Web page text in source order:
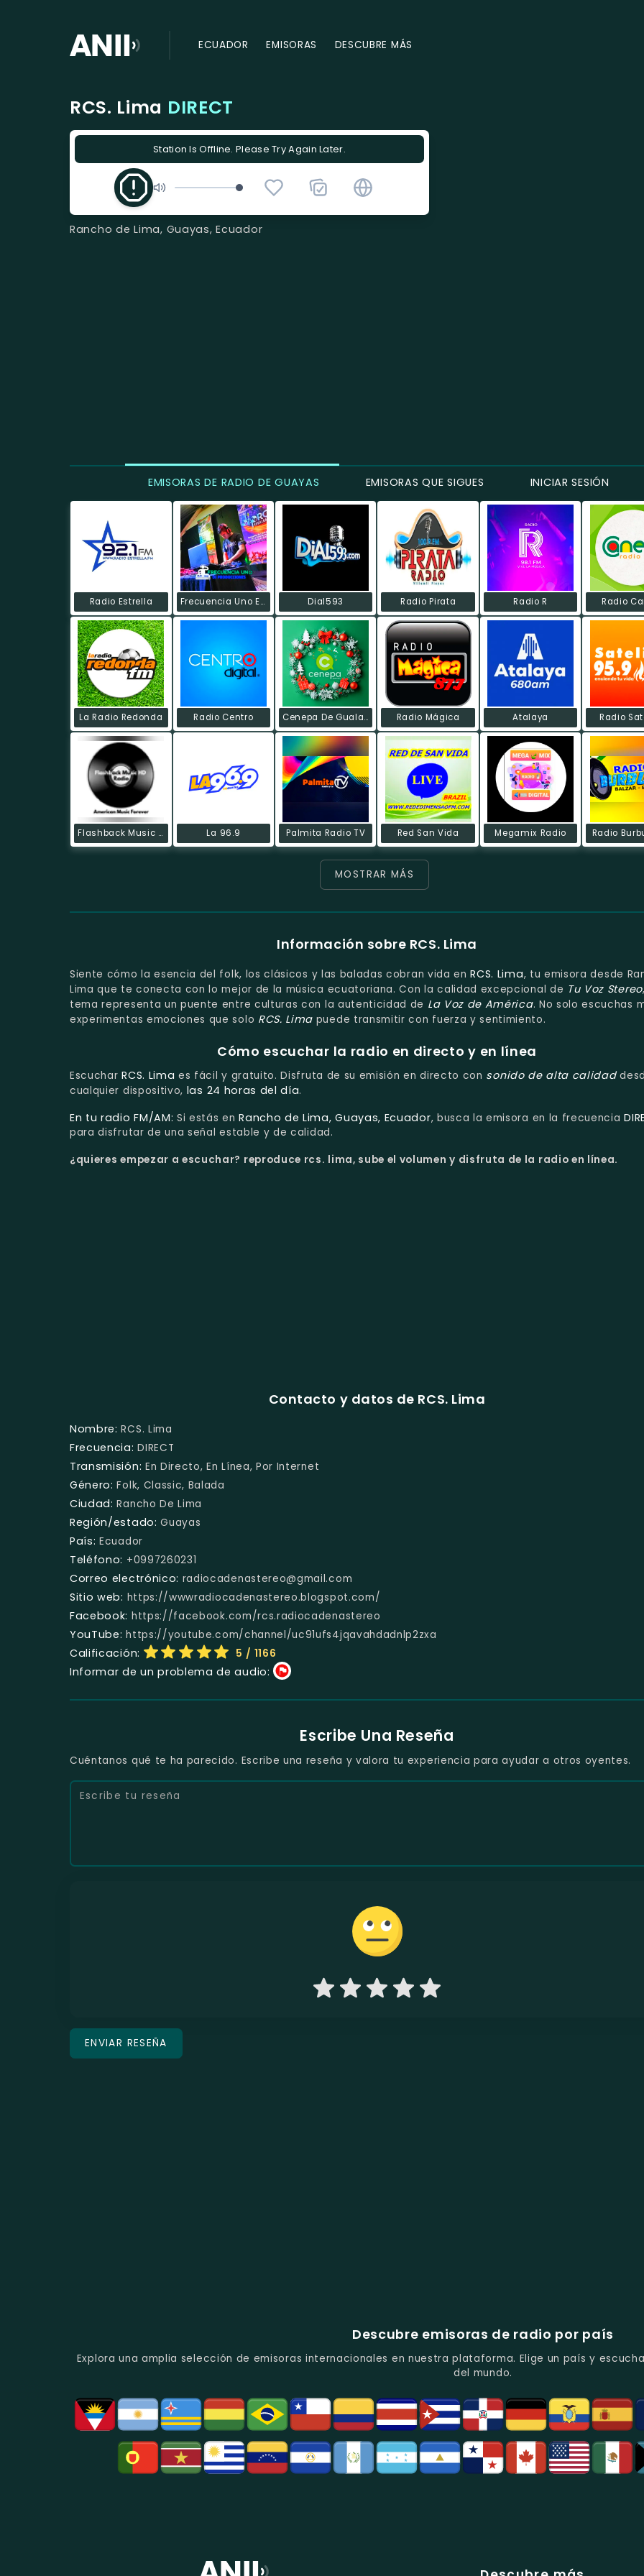
ECUADOR EMISORAS DESCUBRE MÁS
RCS. Lima DIRECT
Station Is Offline. Please Try Again Later.
Rancho de Lima, Guayas, Ecuador
EMISORAS DE RADIO DE GUAYAS EMISORAS QUE SIGUES INICIAR SESIÓN
Radio Estrella Frecuencia Uno Ecuador Dial593 Radio Pirata Radio R Radio
La Radio Redonda Radio Centro Cenepa De Gualaquiza Radio Mágica Atalaya Radio
Flashback Music HD Radio La 96.9 Palmita Radio TV Red San Vida Megamix Radio Radio
MOSTRAR MÁS
Información sobre RCS. Lima
Siente cómo la esencia del folk, los clásicos y las baladas cobran vida enRCS. Lima, tu emisora desde
Lima que te conecta con lo mejor de la música ecuatoriana. Con la calidad excepcional de Tu Voz Stereo
tema representa un puente entre culturas con la autenticidad de La Voz de América. No solo escuchas
experimentas emociones que solo RCS. Lima puede transmitir con fuerza y sentimiento.
Cómo escuchar la radio en directo y en línea
EscucharRCS. Lima es fácil y gratuito. Disfruta de su emisión en directo con sonido de alta calidad
cualquier dispositivo, las 24 horas del día.
En tu radio FM/AM: Si estás enRancho de Lima, Guayas, Ecuador, busca la emisora en la frecuencia
para disfrutar de una señal estable y de calidad.
¿quieres empezar a escuchar? reproduce rcs. lima, sube el volumen y disfruta de la radio en línea.
Contacto y datos de RCS. Lima
Nombre: RCS. Lima
Frecuencia: DIRECT
Transmisión: En Directo, En Línea, Por Internet
Género: Folk, Classic, Balada
Ciudad: Rancho De Lima
Región/estado: Guayas
País: Ecuador
Teléfono: +0997260231
Correo electrónico: radiocadenastereo@gmail.com
Sitio web: https://wwwradiocadenastereo.blogspot.com/
Facebook: https://facebook.com/rcs.radiocadenastereo
YouTube: https://youtube.com/channel/uc91ufs4jqavahdadnlp2zxa
Calificación: 5 / 1166
Informar de un problema de audio:
Escribe Una Reseña
Cuéntanos qué te ha parecido. Escribe una reseña y valora tu experiencia para ayudar a otros oyentes.
Descubre emisoras de radio por país
Explora una amplia selección de emisoras internacionales en nuestra plataforma. Elige un país y
del mundo.